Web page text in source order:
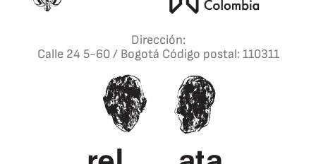
Dirección:
Calle 24 5-60 / Bogotá Código postal: 110311